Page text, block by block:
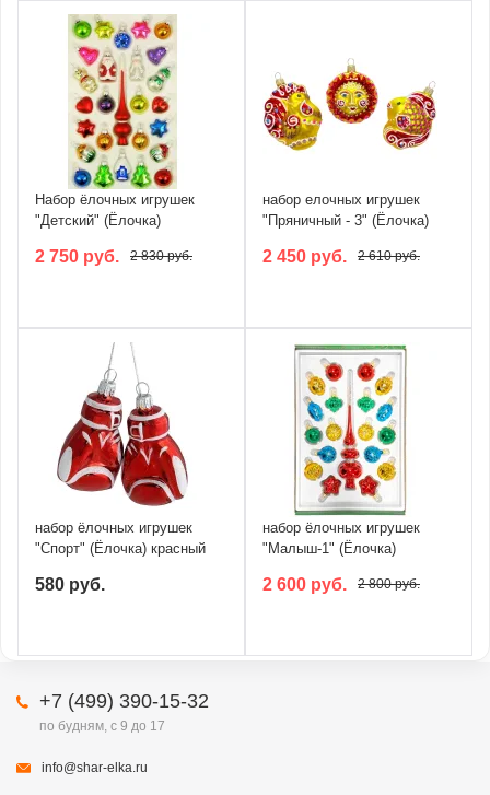
Набор ёлочных игрушек
"Детский" (Ёлочка)
2 750 руб. 2 830 руб.
набор елочных игрушек
"Пряничный - 3" (Ёлочка)
2 450 руб. 2 610 руб.
набор ёлочных игрушек
"Спорт" (Ёлочка) красный
580 руб.
набор ёлочных игрушек
"Малыш-1" (Ёлочка)
2 600 руб. 2 800 руб.
+7 (499) 390-15-32
по будням, с 9 до 17
info@shar-elka.ru